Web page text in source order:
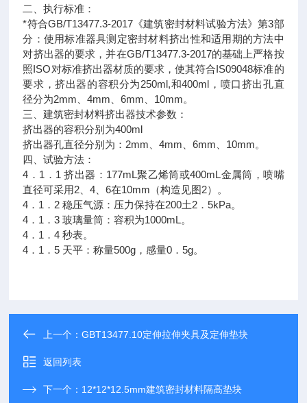
二、执行标准：
*符合GB/T13477.3-2017《建筑密封材料试验方法》第3部
分：使用标准器具测定密封材料挤出性和适用期的方法中
对挤出器的要求，并在GB/T13477.3-2017的基础上严格按
照ISO对标准挤出器材质的要求，使其符合IS09048标准的
要求，挤出器的容积分为250ml,和400ml，喷口挤出孔直
径分为2mm、4mm、6mm、10mm。
三、建筑密封材料挤出器技术参数：
挤出器的容积分别为400ml
挤出器孔直径分别为：2mm、4mm、6mm、10mm。
四、试验方法：
4．1．1 挤出器：177mL聚乙烯筒或400mL金属筒，喷嘴
直径可采用2、4、6在10mm（构造见图2）。
4．1．2 稳压气源：压力保持在200土2．5kPa。
4．1．3 玻璃量筒：容积为1000mL。
4．1．4 秒表。
4．1．5 天平：称量500g，感量0．5g。
上一个：GBT13477.10定伸拉伸夹具及定伸垫块
返回列表
下一个： 12*12*12.5mm建筑密封材料隔高垫块